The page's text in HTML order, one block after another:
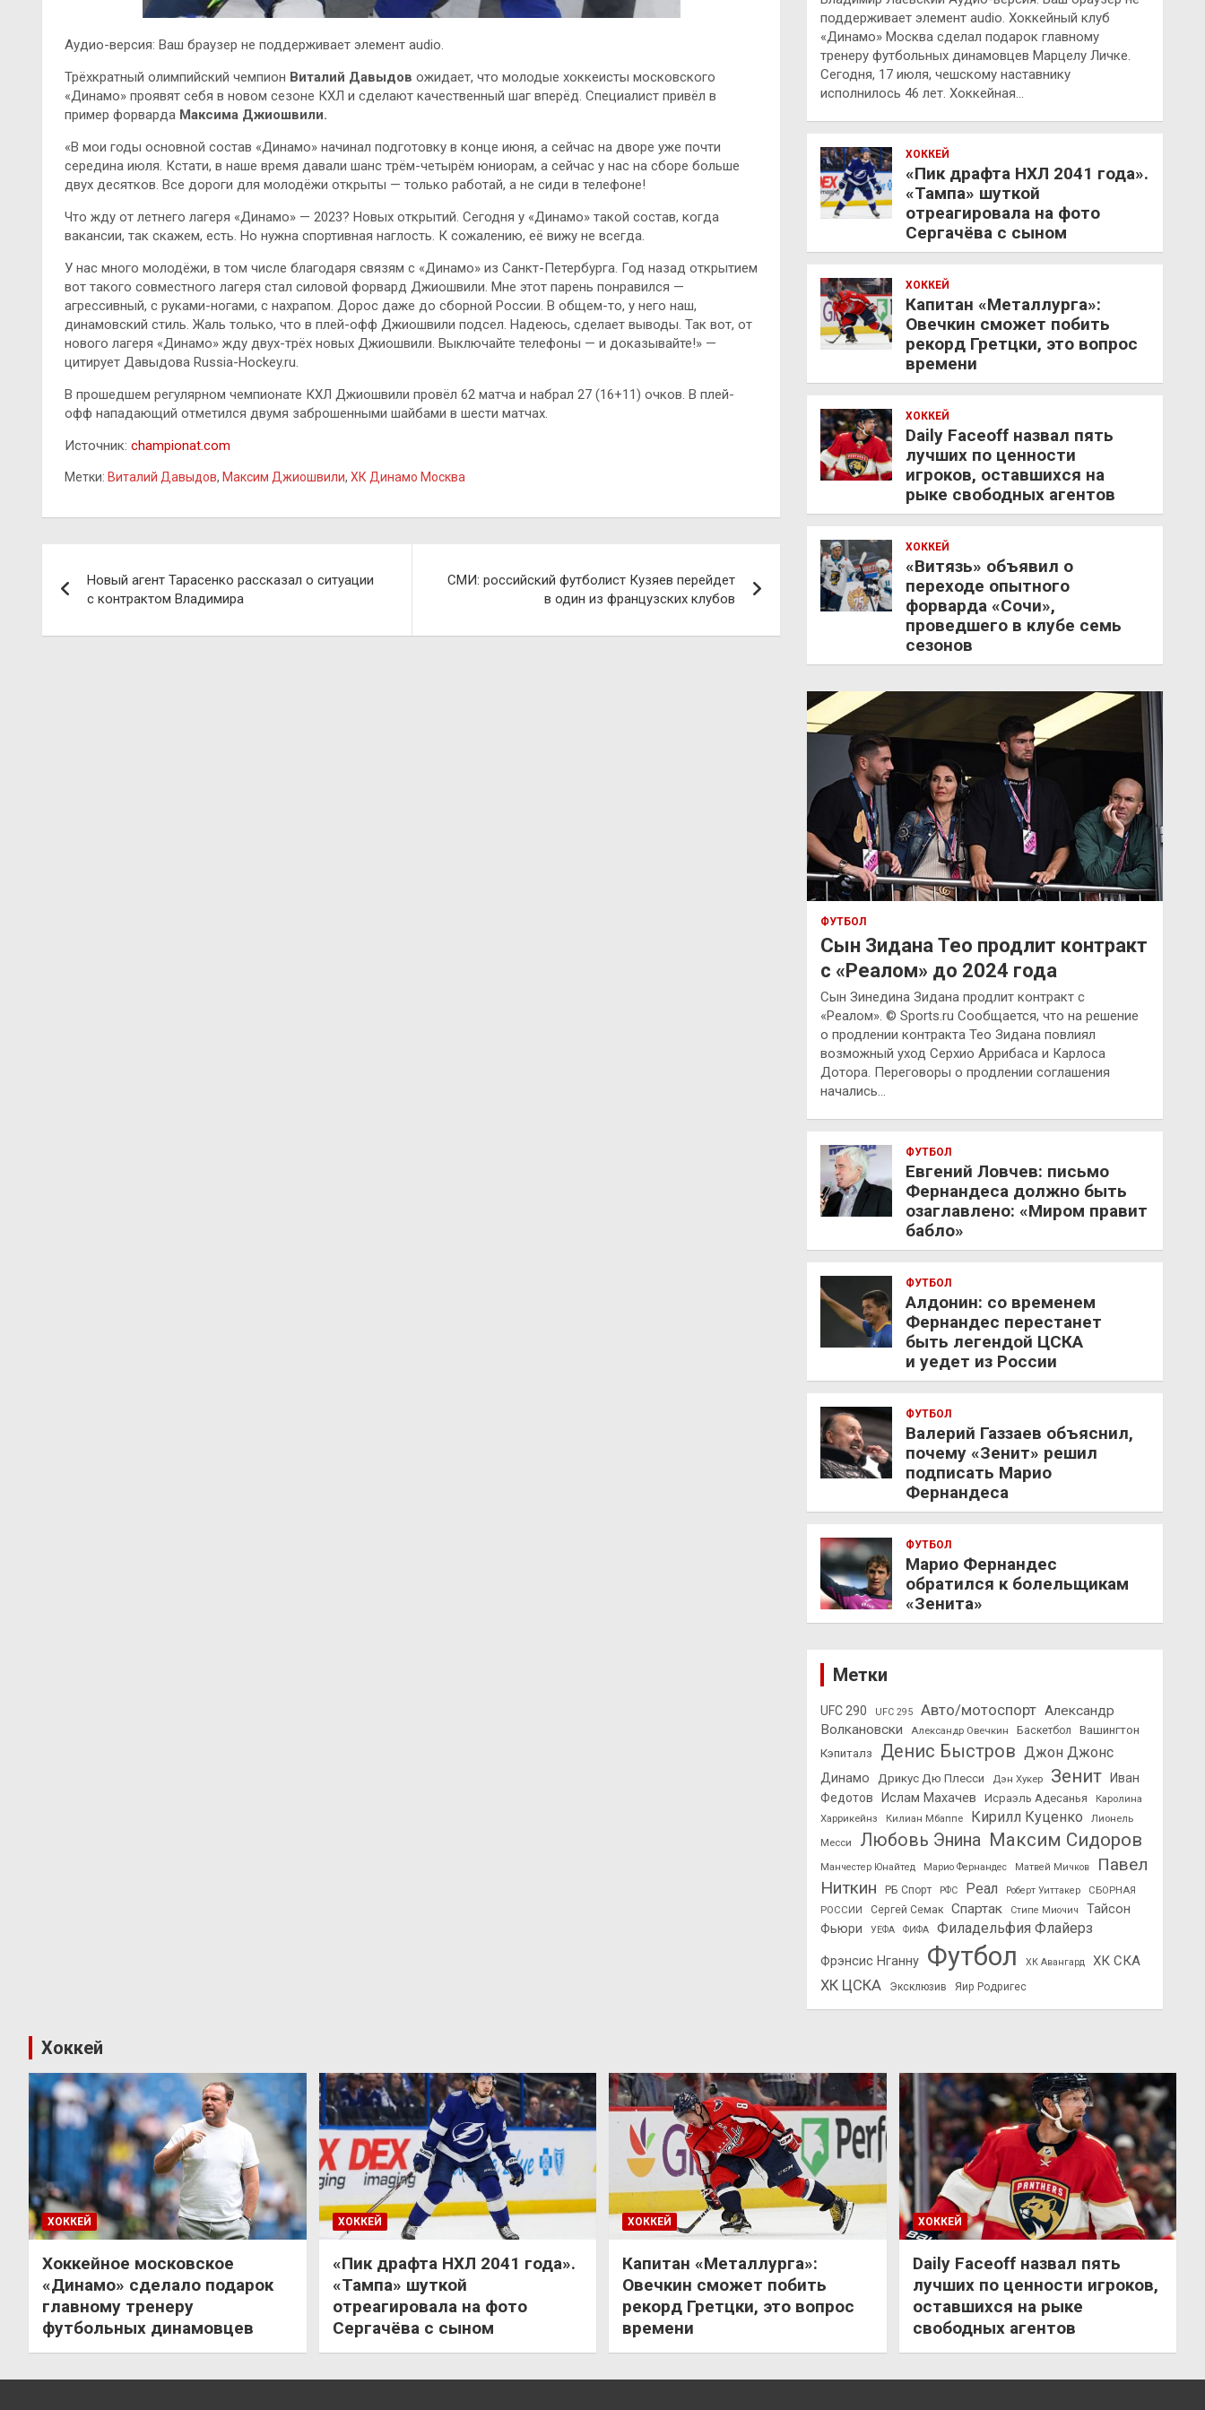
Аудио-версия: Ваш браузер не поддерживает элемент audio.
Трёхкратный олимпийский чемпион Виталий Давыдов ожидает, что молодые хоккеисты московского
«Динамо» проявят себя в новом сезоне КХЛ и сделают качественный шаг вперёд. Специалист привёл в
пример форварда Максима Джиошвили.
«В мои годы основной состав «Динамо» начинал подготовку в конце июня, а сейчас на дворе уже почти
середина июля. Кстати, в наше время давали шанс трём-четырём юниорам, а сейчас у нас на сборе больше
двух десятков. Все дороги для молодёжи открыты — только работай, а не сиди в телефоне!
Что жду от летнего лагеря «Динамо» — 2023? Новых открытий. Сегодня у «Динамо» такой состав, когда
вакансии, так скажем, есть. Но нужна спортивная наглость. К сожалению, её вижу не всегда.
У нас много молодёжи, в том числе благодаря связям с «Динамо» из Санкт-Петербурга. Год назад открытием
вот такого совместного лагеря стал силовой форвард Джиошвили. Мне этот парень понравился —
агрессивный, с руками-ногами, с нахрапом. Дорос даже до сборной России. В общем-то, у него наш,
динамовский стиль. Жаль только, что в плей-офф Джиошвили подсел. Надеюсь, сделает выводы. Так вот, от
нового лагеря «Динамо» жду двух-трёх новых Джиошвили. Выключайте телефоны — и доказывайте!» —
цитирует Давыдова Russia-Hockey.ru.
В прошедшем регулярном чемпионате КХЛ Джиошвили провёл 62 матча и набрал 27 (16+11) очков. В плей-
офф нападающий отметился двумя заброшенными шайбами в шести матчах.
Источник: championat.com
Метки: Виталий Давыдов, Максим Джиошвили, ХК Динамо Москва
по
записям
Новый агент Тарасенко рассказал о ситуации
с контрактом Владимира
СМИ: российский футболист Кузяев перейдет
в один из французских клубов
поддерживает элемент audio. Хоккейный клуб
«Динамо» Москва сделал подарок главному
тренеру футбольных динамовцев Марцелу Личке.
Сегодня, 17 июля, чешскому наставнику
исполнилось 46 лет. Хоккейная…
ХОККЕЙ
«Пик драфта НХЛ 2041 года».
«Тампа» шуткой
отреагировала на фото
Сергачёва с сыном
ХОККЕЙ
Капитан «Металлурга»:
Овечкин сможет побить
рекорд Гретцки, это вопрос
времени
ХОККЕЙ
Daily Faceoff назвал пять
лучших по ценности
игроков, оставшихся на
рыке свободных агентов
ХОККЕЙ
«Витязь» объявил о
переходе опытного
форварда «Сочи»,
проведшего в клубе семь
сезонов
ФУТБОЛ
Сын Зидана Тео продлит контракт
с «Реалом» до 2024 года
Сын Зинедина Зидана продлит контракт с
«Реалом». © Sports.ru Сообщается, что на решение
о продлении контракта Тео Зидана повлиял
возможный уход Серхио Аррибаса и Карлоса
Дотора. Переговоры о продлении соглашения
начались…
ФУТБОЛ
Евгений Ловчев: письмо
Фернандеса должно быть
озаглавлено: «Миром правит
бабло»
ФУТБОЛ
Алдонин: со временем
Фернандес перестанет
быть легендой ЦСКА
и уедет из России
ФУТБОЛ
Валерий Газзаев объяснил,
почему «Зенит» решил
подписать Марио
Фернандеса
ФУТБОЛ
Марио Фернандес
обратился к болельщикам
«Зенита»
Метки
UFC 290 UFC 295 Авто/мотоспорт Александр
Волкановски
Александр Овечкин Баскетбол
Вашингтон
Кэпиталз
Денис Быстров Джон Джонс
Динамо Дрикус Дю Плесси Дэн Хукер Зенит
Иван
Федотов
Ислам Махачев Исраэль Адесанья
Каролина
Харрикейнз
Килиан Мбаппе Кирилл Куценко
Лионель
Месси
Любовь Энина Максим Сидоров
Манчестер Юнайтед Марио Фернандес Матвей Мичков
Павел
Ниткин
РБ Спорт РФС Реал Роберт Уиттакер
СБОРНАЯ
РОССИИ
Сергей Семак Спартак Стипе Миочич
Тайсон
Фьюри
УЕФА ФИФА Филадельфия Флайерз
Фрэнсис Нганну Футбол ХК Авангард ХК СКА
ХК ЦСКА Эксклюзив Яир Родригес
Хоккей
ХОККЕЙ
Хоккейное московское
«Динамо» сделало подарок
главному тренеру
футбольных динамовцев
ХОККЕЙ
«Пик драфта НХЛ 2041 года».
«Тампа» шуткой
отреагировала на фото
Сергачёва с сыном
ХОККЕЙ
Капитан «Металлурга»:
Овечкин сможет побить
рекорд Гретцки, это вопрос
времени
ХОККЕЙ
Daily Faceoff назвал пять
лучших по ценности игроков,
оставшихся на рыке
свободных агентов